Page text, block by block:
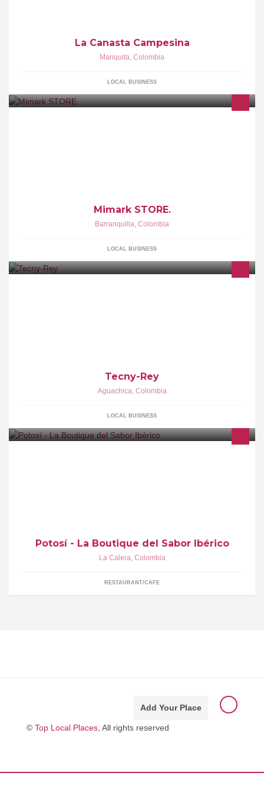
La Canasta Campesina
Mariquita, Colombia
LOCAL BUSINESS
Mimark STORE.
Barranquilla, Colombia
LOCAL BUSINESS
Tecny-Rey
Aguachica, Colombia
LOCAL BUSINESS
Potosí - La Boutique del Sabor Ibérico
La Calera, Colombia
RESTAURANT/CAFE
Add Your Place
© Top Local Places, All rights reserved